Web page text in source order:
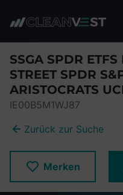
SSGA SPDR
STREET SPDR
ARISTOCRATS
IE00B5M1WJ87
Zurück zur Suche
Merken